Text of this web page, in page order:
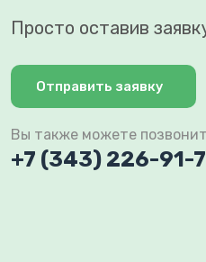
Просто оставив
Отправить заявку
Вы также можете
+7 (343) 226-91-